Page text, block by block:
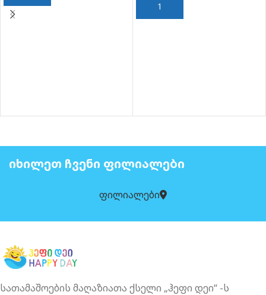
ᲙᲐᲚᲐᲗᲐᲨᲘ ᲓᲐᲛᲐᲢᲔᲑᲐ
ᲘᲮᲘᲚᲔᲗ ᲩᲕᲔᲜᲘ ᲤᲘᲚᲘᲐᲚᲔᲑᲘ
ფილიალები
სათამაშოების მაღაზიათა ქსელი „ჰეფი დეი“ -ს